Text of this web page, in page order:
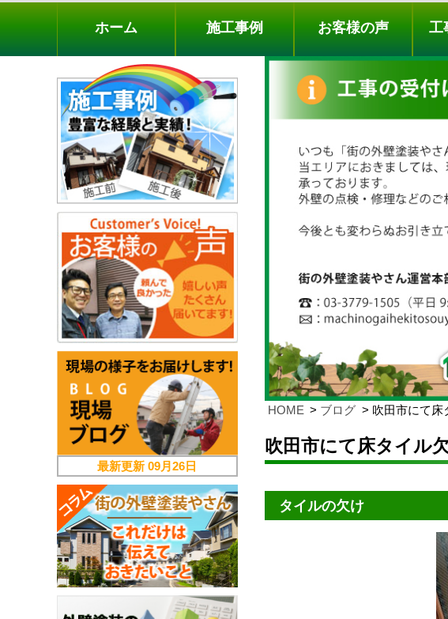
ホーム 施工事例 お客様の声 工
HOME ブログ 吹田市にて床
吹田市にて床タイル
タイルの欠け
最新更新09月26日